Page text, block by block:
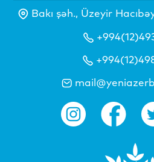
Bakı şəh., Üzeyir